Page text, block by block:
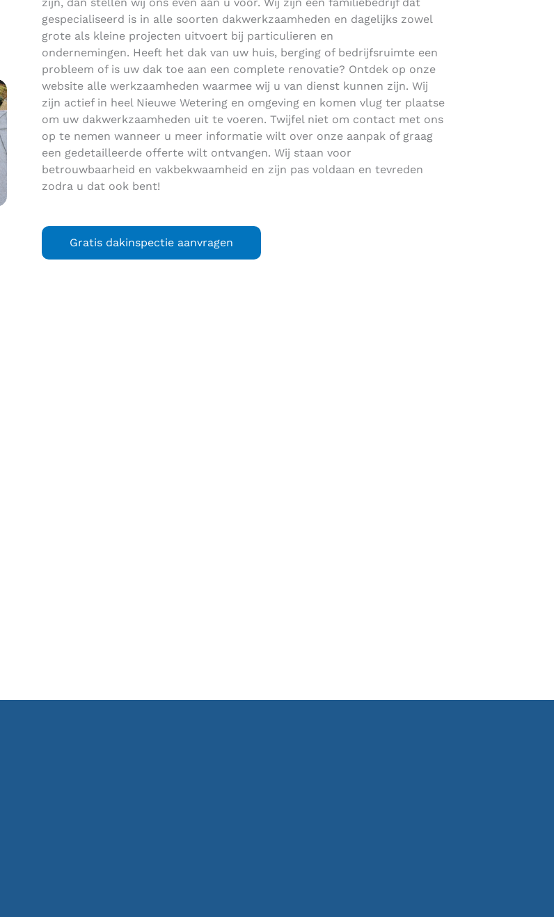
gespecialiseerd is in alle soorten dakwerkzaamheden en dagelijks zowel
grote als kleine projecten uitvoert bij particulieren en
ondernemingen. Heeft het dak van uw huis, berging of bedrijfsruimte een
probleem of is uw dak toe aan een complete renovatie? Ontdek op onze
website alle werkzaamheden waarmee wij u van dienst kunnen zijn. Wij
zijn actief in heel Nieuwe Wetering en omgeving en komen vlug ter plaatse
om uw dakwerkzaamheden uit te voeren. Twijfel niet om contact met ons
op te nemen wanneer u meer informatie wilt over onze aanpak of graag
een gedetailleerde offerte wilt ontvangen. Wij staan voor
betrouwbaarheid en vakbekwaamheid en zijn pas voldaan en tevreden
zodra u dat ook bent!
Gratis dakinspectie aanvragen